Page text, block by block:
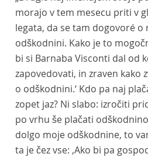
morajo v tem mesecu priti v
legata, da se tam dogovoré o
odškodnini. Kako je to
bi si Barnaba Visconti dal od
zapovedovati, in zraven kako
o odškodnini.‘ Kdo pa naj
zopet jaz? Ni slabo: izročiti
po vrhu še plačati
dolgo moje odškodnine, to
ta je čez vse: ‚Ako bi pa